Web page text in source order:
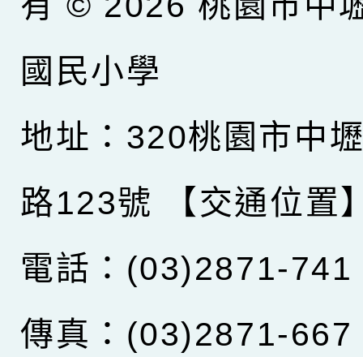
國民小學
地址：320桃園市中
路123號
【交通位置
電話：(03)2871-741
傳真：(03)2871-667